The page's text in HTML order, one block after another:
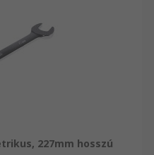
227mm hosszú